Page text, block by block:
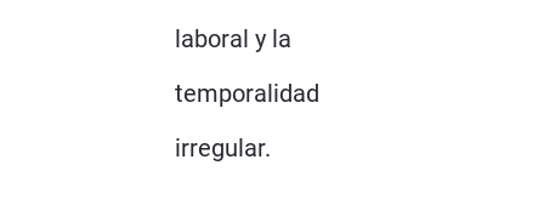
laboral y la
temporalidad
irregular.